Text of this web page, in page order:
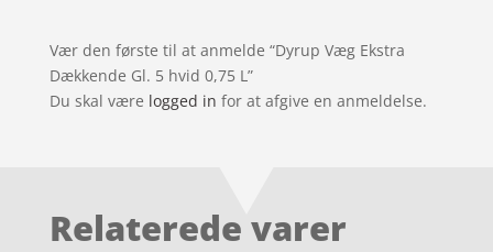
Vær den første til at anmelde “Dyrup Væg Ekstra
Dækkende Gl. 5 hvid 0,75 L”
Du skal være logged in for at afgive en anmeldelse.
Relaterede varer